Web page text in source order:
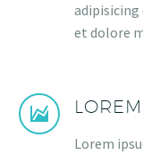
et dolore
Lorem